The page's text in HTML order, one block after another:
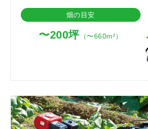
畑の目安
〜200坪（〜660m²）